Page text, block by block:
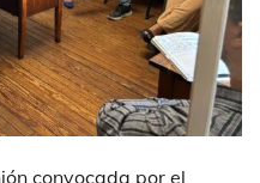
convocada por el